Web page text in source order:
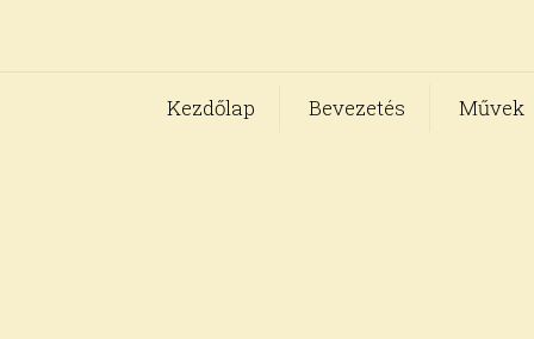
Kezdőlap Bevezetés Művek